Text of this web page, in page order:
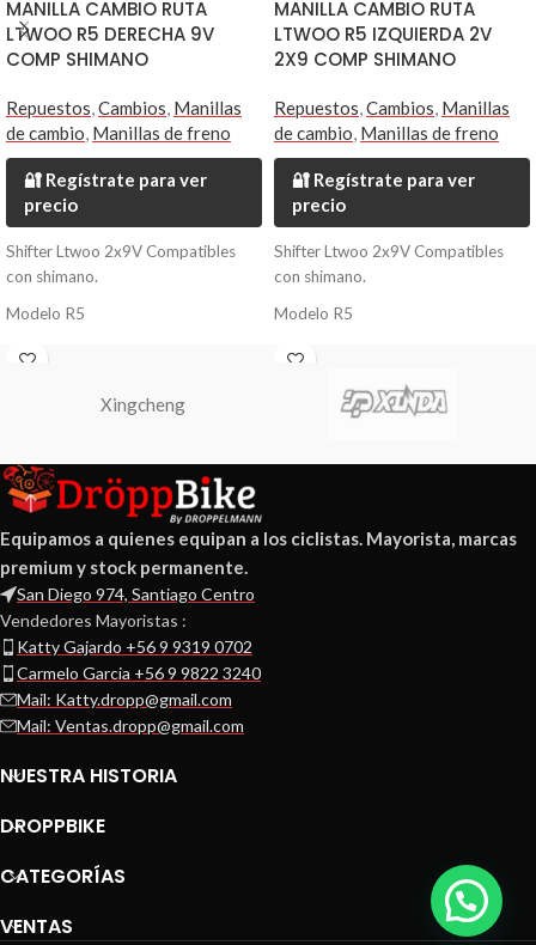
MANILLA CAMBIO RUTA
LTWOO R5 DERECHA 9V
COMP SHIMANO
Repuestos,Cambios, Manillas
de cambio, Manillas de freno
🔐 Regístrate para ver
precio
Shifter Ltwoo 2x9V Compatibles
con shimano.
Modelo R5
MANILLA CAMBIO RUTA
LTWOO R5 IZQUIERDA 2V
2X9 COMP SHIMANO
Repuestos,Cambios, Manillas
de cambio, Manillas de freno
🔐 Regístrate para ver
precio
Shifter Ltwoo 2x9V Compatibles
con shimano.
Modelo R5
Xingcheng
Equipamos a quienes equipan a los ciclistas. Mayorista, marcas
premium y stock permanente.
San Diego 974, Santiago Centro
Vendedores Mayoristas :
Katty Gajardo +56 9 9319 0702
Carmelo Garcia +56 9 9822 3240
Mail: Katty.dropp@gmail.com
Mail: Ventas.dropp@gmail.com
NUESTRA HISTORIA
DROPPBIKE
CATEGORÍAS
VENTAS